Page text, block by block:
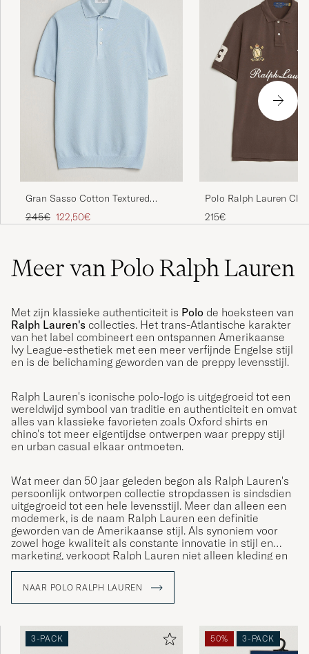
Gran Sasso Cotton Textured
Knitted Polo Light Blue
Reguliere prijs
245€ Verlaagd prijs
122,50€
Polo Ralph Lauren
Team Polo Nutmeg
215€
Meer van Polo Ralph Lauren
Met zijn klassieke authenticiteit is Polo de hoeksteen van
Ralph Lauren's collecties. Het trans-Atlantische karakter
van het label combineert een ontspannen Amerikaanse
Ivy League-esthetiek met een meer verfijnde Engelse stijl
en is de belichaming geworden van de preppy levensstijl.
Ralph Lauren's iconische polo-logo is uitgegroeid tot een
wereldwijd symbool van traditie en authenticiteit en omvat
alles van klassieke favorieten zoals Oxford shirts en
chino's tot meer eigentijdse ontwerpen waar preppy stijl
en urban casual elkaar ontmoeten.
Wat meer dan 50 jaar geleden begon als Ralph Lauren's
persoonlijk ontworpen collectie stropdassen is sindsdien
uitgegroeid tot een hele levensstijl. Meer dan alleen een
modemerk, is de naam Ralph Lauren een definitie
geworden van de Amerikaanse stijl. Als synoniem voor
zowel hoge kwaliteit als constante innovatie in stijl en
marketing, verkoopt Ralph Lauren niet alleen kleding en
NAAR POLO RALPH LAUREN
3-PACK 50% 3-PACK